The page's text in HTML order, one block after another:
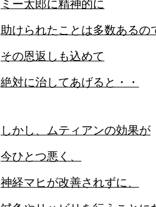
ミー太郎に精神的に
助けられたことは多数あるの
その恩返しも込めて
絶対に治してあげると・・
しかし、ムティアンの効果が
今ひとつ悪く、
神経マヒが改善されずに、